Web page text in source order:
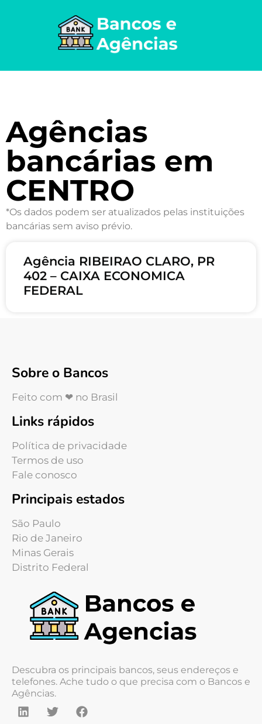
Agências
bancárias em
CENTRO
*Os dados podem ser atualizados pelas instituições
bancárias sem aviso prévio.
Agência RIBEIRAO CLARO, PR
402 – CAIXA ECONOMICA
FEDERAL
Sobre o Bancos
Feito com ❤ no Brasil
Links rápidos
Política de privacidade
Termos de uso
Fale conosco
Principais estados
São Paulo
Rio de Janeiro
Minas Gerais
Distrito Federal
Descubra os principais bancos, seus endereços e
telefones. Ache tudo o que precisa com o Bancos e
Agências.